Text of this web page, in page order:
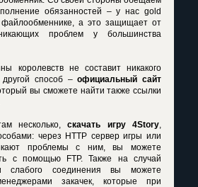
обязанностей – у нас gold
а это защищает от
проблем у большинства
королевств не составит никакого
способ –официальный сайт
вы сможете найти также ссылки
несколько,скачать игру 4Story,
через HTTP сервер игры или
проблемы с ним, вы можете
с помощью FTP. Также на случай
слабого соединения вы можете
закачек, которые при